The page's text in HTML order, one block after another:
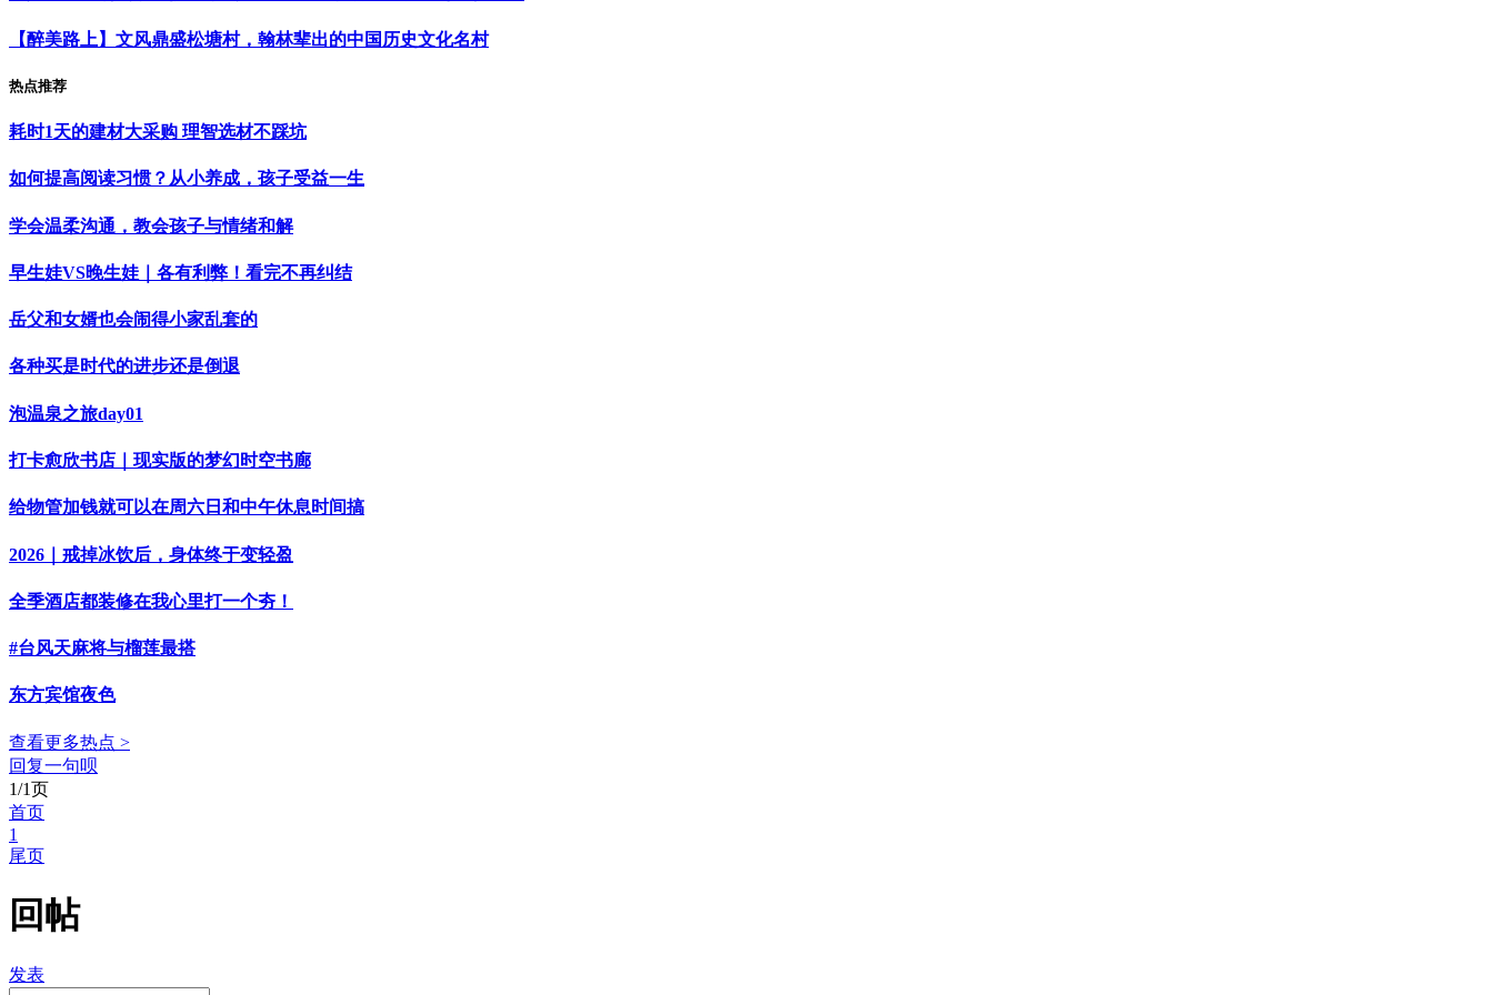
【醉美路上】文风鼎盛松塘村，翰林辈出的中国历史文化名村
热点推荐
耗时1天的建材大采购 理智选材不踩坑
如何提高阅读习惯？从小养成，孩子受益一生
学会温柔沟通，教会孩子与情绪和解
早生娃VS晚生娃｜各有利弊！看完不再纠结
岳父和女婿也会闹得小家乱套的
各种买是时代的进步还是倒退
泡温泉之旅day01
打卡愈欣书店｜现实版的梦幻时空书廊
给物管加钱就可以在周六日和中午休息时间搞
2026｜戒掉冰饮后，身体终于变轻盈
全季酒店都装修在我心里打一个夯！
#台风天麻将与榴莲最搭
东方宾馆夜色
查看更多热点 >
回复一句呗
1/1页
首页
1
尾页
回帖
发表